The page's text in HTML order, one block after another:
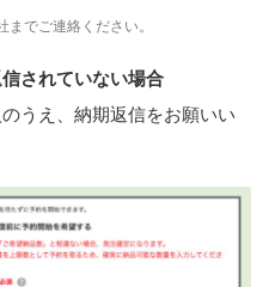
でご連絡ください。
されていない場合
うえ、納期返信をお願いい